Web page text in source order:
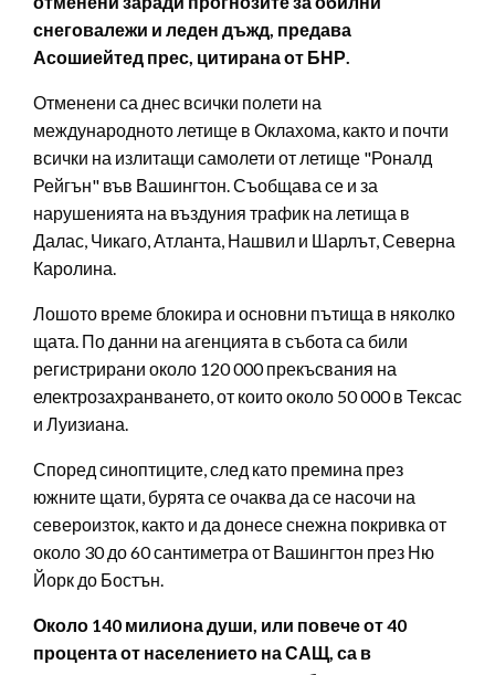
снеговалежи и леден дъжд, предава
Асошиейтед прес, цитирана от БНР.
Отменени са днес всички полети на
международното летище в Оклахома, както и почти
всички на излитащи самолети от летище "Роналд
Рейгън" във Вашингтон. Съобщава се и за
нарушенията на въздуния трафик на летища в
Далас, Чикаго, Атланта, Нашвил и Шарлът, Северна
Каролина.
Лошото време блокира и основни пътища в няколко
щата. По данни на агенцията в събота са били
регистрирани около 120 000 прекъсвания на
електрозахранването, от които около 50 000 в Тексас
и Луизиана.
Според синоптиците, след като премина през
южните щати, бурята се очаква да се насочи на
североизток, както и да донесе снежна покривка от
около 30 до 60 сантиметра от Вашингтон през Ню
Йорк до Бостън.
Около 140 милиона души, или повече от 40
процента от населението на САЩ, са в